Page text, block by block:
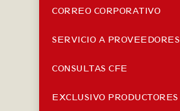
CORREO CORPORATIVO
SERVICIO A PROVEEDORES
CONSULTAS CFE
EXCLUSIVO PRODUCTORES